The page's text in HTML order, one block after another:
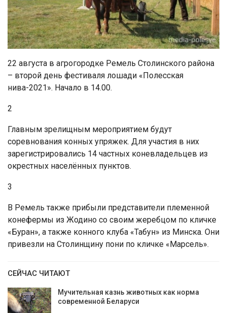
22 августа в агрогородке Ремель Столинского района
– второй день фестиваля лошади «Полесская
нива-2021». Начало в 14.00.
2
Главным зрелищным мероприятием будут
соревнования конных упряжек. Для участия в них
зарегистрировались 14 частных коневладельцев из
окрестных населённых пунктов.
3
В Ремель также прибыли представители племенной
конефермы из Жодино со своим жеребцом по кличке
«Буран», а также конного клуба «Табун» из Минска. Они
привезли на Столинщину пони по кличке «Марсель».
СЕЙЧАС ЧИТАЮТ
Мучительная казнь животных как норма
современной Беларуси